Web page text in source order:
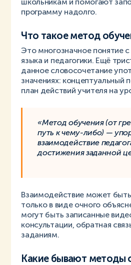
школьникам и помогают
программу надолго.
Что такое метод
Это многозначное понятие с
языка и педагогики. Ещё
данное словосочетание
значениях: концептуальный
план действий учителя на
«Метод обучения (от
путь к чему-либо) —
взаимодействие
достижения заданной
Взаимодействие может
только в виде очного
могут быть записанные
консультации, обратная
заданиям.
Какие бывают методы